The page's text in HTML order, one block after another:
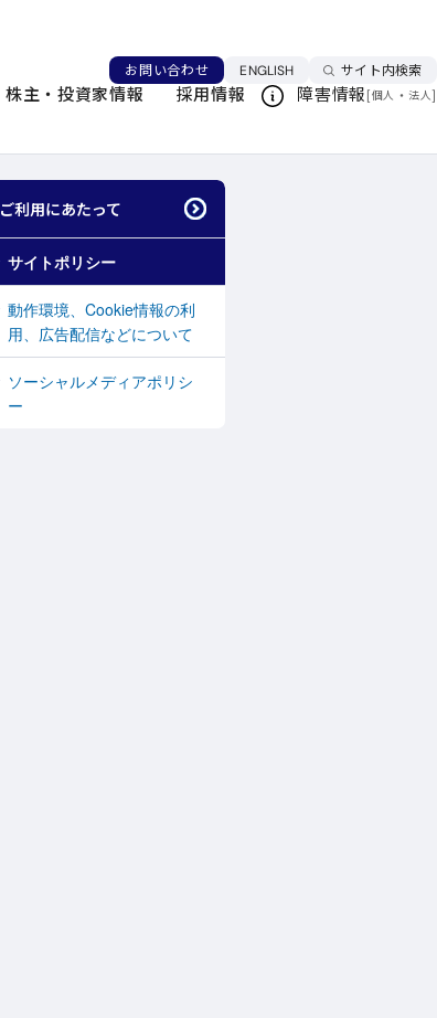
お問い合わせ ENGLISH言語を切り替える
サイト内検索
株主・投資家情報 採用情報 障害情報[個人 ・ 法人]
このページを印刷する
ご利用にあたって
サイトポリシー
動作環境、Cookie情報の利
用、広告配信などについて
ソーシャルメディアポリシ
ー